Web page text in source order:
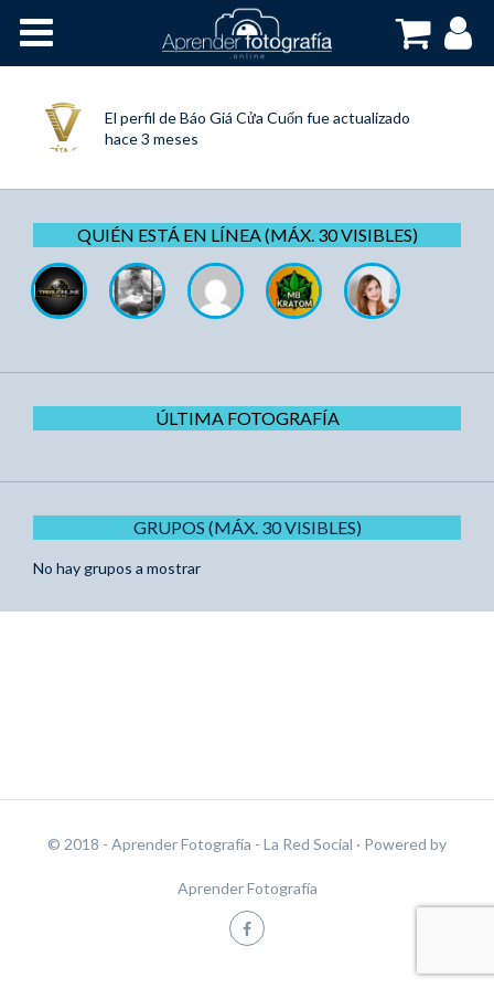
Cursos OnLine
El perfil deBáo Giá Cửa Cuốn fue actualizado
hace 3 meses
QUIÉN ESTÁ EN LÍNEA (MÁX. 30 VISIBLES)
ÚLTIMA FOTOGRAFÍA
GRUPOS (MÁX. 30 VISIBLES)
No hay grupos a mostrar
© 2018 - Aprender Fotografía - La Red Social · Powered by
Aprender Fotografía